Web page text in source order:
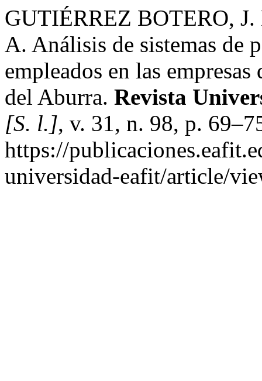
GUTIÉRREZ BOTERO,
A. Análisis de sistemas de
empleados en las
del Aburra. Revista
[S. l.], v. 31, n. 98, p.
https://
universidad-eafit/article/